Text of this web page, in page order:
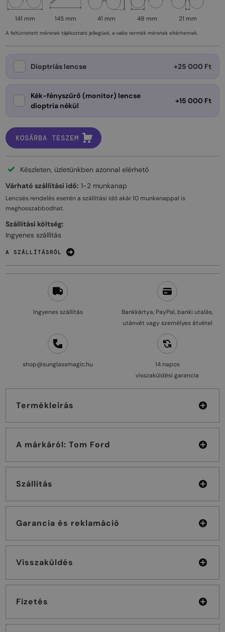
Ingyenes szállítás
Bankkártya, PayPal, banki utalás,
utánvét vagy személyes átvétel
shop@sunglassmagic.hu
14 napos
visszaküldési garancia
Termékleírás
A márkáról: Tom Ford
Szállítás
Garancia és reklamáció
Visszaküldés
Fizetés
141 mm 145 mm 41 mm 49 mm 21 mm
A feltüntetett méretek tájékoztató jellegűek, a valós termék méretek eltérhetnek.
Dioptriás lencse +25 000 Ft
Kék-fényszűrő (monitor) lencse
dioptria nékül
+15 000 Ft
KOSÁRBA TESZEM
Készleten, üzletünkben azonnal elérhető
Várható szállítási idő: 1-2 munkanap
Lencsés rendelés esetén a szállítási idő akár10 munkanappal is
meghosszabbodhat.
Szállítási költség:
Ingyenes szállítás
A SZÁLLÍTÁSRÓL